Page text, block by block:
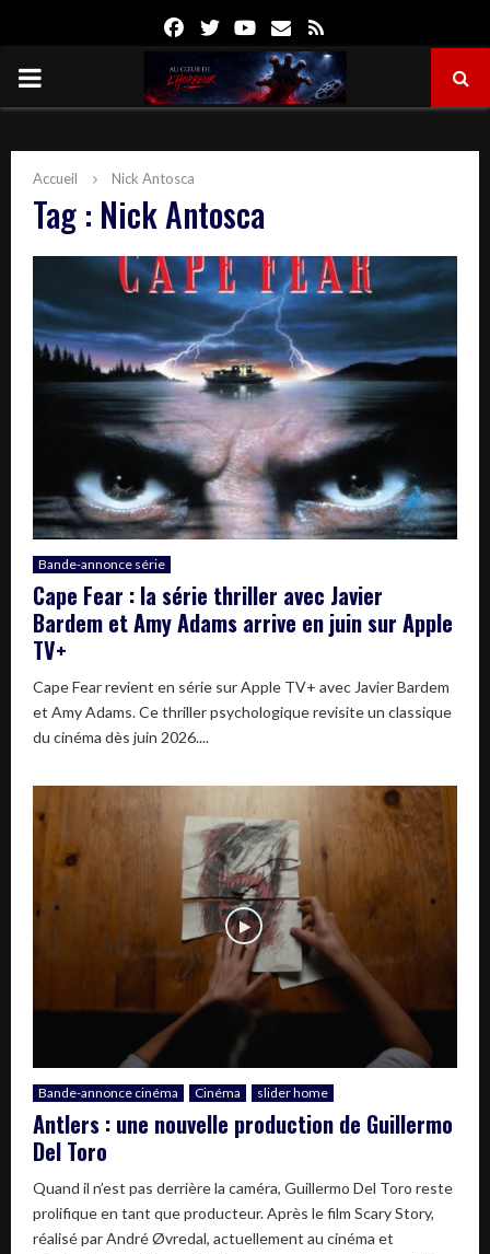
FacebookTwitterYoutube
Email
PRIMARY
Accueil Nick Antosca
Tag : Nick Antosca
Bande-annonce série
Cape Fear : la série thriller avec Javier
Bardem et Amy Adams arrive en juin sur Apple
TV+
Cape Fear revient en série sur Apple TV+ avec Javier Bardem
et Amy Adams. Ce thriller psychologique revisite un classique
du cinéma dès juin 2026....
Bande-annonce cinéma Cinéma slider home
Antlers : une nouvelle production de Guillermo
Del Toro
Quand il n’est pas derrière la caméra, Guillermo Del Toro reste
prolifique en tant que producteur. Après le film Scary Story,
réalisé par André Øvredal, actuellement au cinéma et